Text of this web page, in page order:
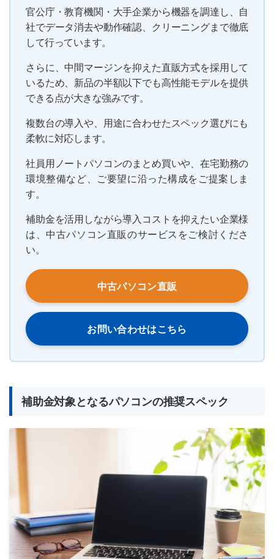
官公庁・教育機関・大手企業から機器を調達し、自
社でデータ消去や動作確認、クリーニングまで徹底
して行っています。
さらに、中間マージンを抑えた直販方式を採用して
いるため、新品の半額以下でも高性能モデルを提供
できる点が大きな強みです。
複数台の導入や、用途に合わせたスペック選びにも
柔軟に対応します。
社員用ノートパソコンのまとめ買いや、在宅勤務の
環境整備など、ご要望に沿った構成をご提案しま
す。
補助金を活用しながら導入コストを抑えたい企業様
は、中古パソコン直販のサービスをご検討くださ
い。
中古パソコン直販
お問い合わせはこちら
補助金対象となるパソコンの推奨スペック